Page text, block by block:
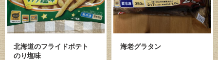
北海道のフライドポテト
のり塩味
海老グラタン